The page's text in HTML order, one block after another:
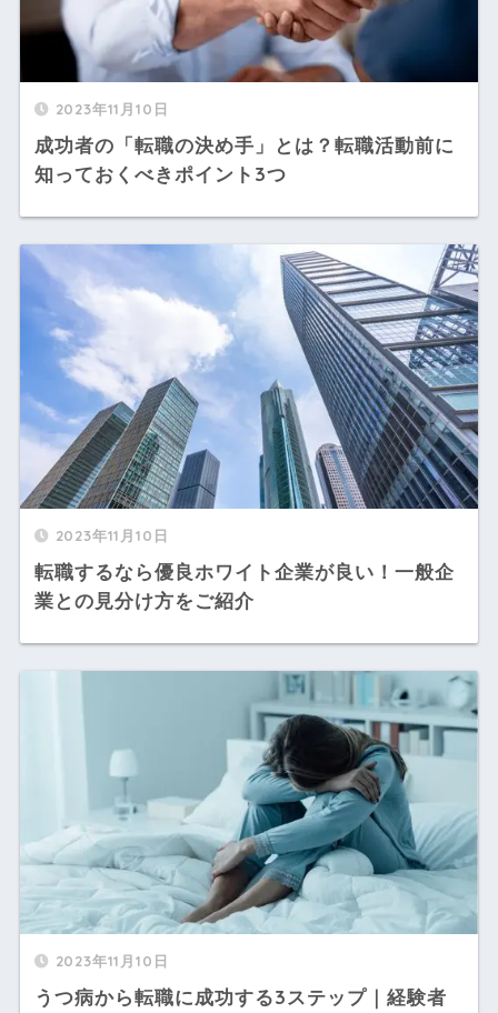
2023年11月10日
成功者の「転職の決め手」とは？転職活動前に
知っておくべきポイント3つ
2023年11月10日
転職するなら優良ホワイト企業が良い！一般企
業との見分け方をご紹介
2023年11月10日
うつ病から転職に成功する3ステップ｜経験者